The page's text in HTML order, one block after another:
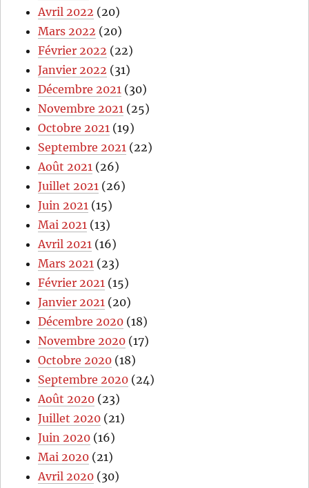
Avril 2022 (20)
Mars 2022 (20)
Février 2022 (22)
Janvier 2022 (31)
Décembre 2021 (30)
Novembre 2021 (25)
Octobre 2021 (19)
Septembre 2021 (22)
Août 2021 (26)
Juillet 2021 (26)
Juin 2021 (15)
Mai 2021 (13)
Avril 2021 (16)
Mars 2021 (23)
Février 2021 (15)
Janvier 2021 (20)
Décembre 2020 (18)
Novembre 2020 (17)
Octobre 2020 (18)
Septembre 2020 (24)
Août 2020 (23)
Juillet 2020 (21)
Juin 2020 (16)
Mai 2020 (21)
Avril 2020 (30)